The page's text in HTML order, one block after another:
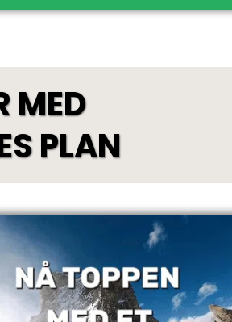
MED
PLAN